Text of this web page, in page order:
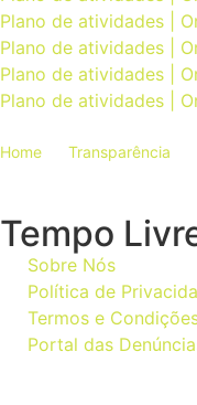
Plano de atividades |
Plano de atividades |
Plano de atividades |
Plano de atividades |
Home Transparência
Tempo
Sobre Nós
Política de
Termos e
Portal das